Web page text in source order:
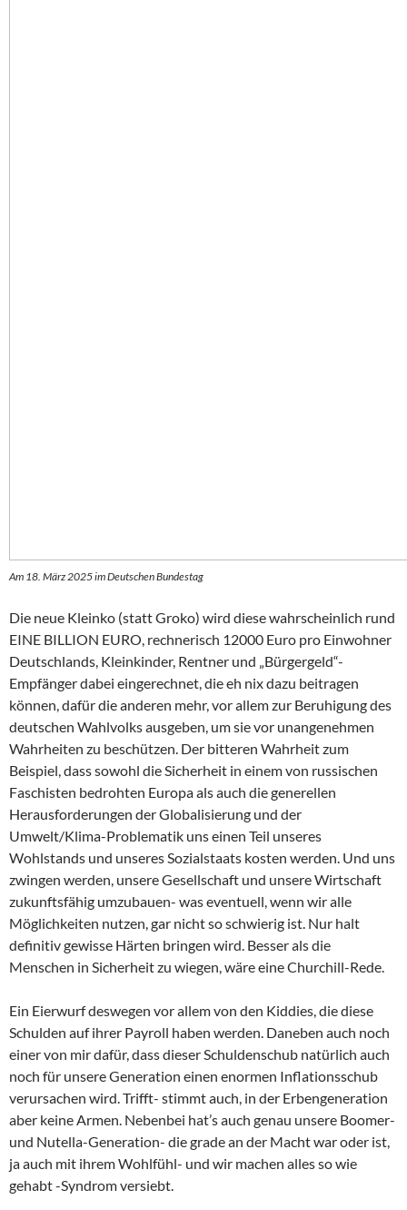
Am 18. März 2025 im Deutschen Bundestag
Die neue Kleinko (statt Groko) wird diese wahrscheinlich rund
EINE BILLION EURO, rechnerisch 12000 Euro pro Einwohner
Deutschlands, Kleinkinder, Rentner und „Bürgergeld“-
Empfänger dabei eingerechnet, die eh nix dazu beitragen
können, dafür die anderen mehr, vor allem zur Beruhigung des
deutschen Wahlvolks ausgeben, um sie vor unangenehmen
Wahrheiten zu beschützen. Der bitteren Wahrheit zum
Beispiel, dass sowohl die Sicherheit in einem von russischen
Faschisten bedrohten Europa als auch die generellen
Herausforderungen der Globalisierung und der
Umwelt/Klima-Problematik uns einen Teil unseres
Wohlstands und unseres Sozialstaats kosten werden. Und uns
zwingen werden, unsere Gesellschaft und unsere Wirtschaft
zukunftsfähig umzubauen- was eventuell, wenn wir alle
Möglichkeiten nutzen, gar nicht so schwierig ist. Nur halt
definitiv gewisse Härten bringen wird. Besser als die
Menschen in Sicherheit zu wiegen, wäre eine Churchill-Rede.
Ein Eierwurf deswegen vor allem von den Kiddies, die diese
Schulden auf ihrer Payroll haben werden. Daneben auch noch
einer von mir dafür, dass dieser Schuldenschub natürlich auch
noch für unsere Generation einen enormen Inflationsschub
verursachen wird. Trifft- stimmt auch, in der Erbengeneration
aber keine Armen. Nebenbei hat’s auch genau unsere Boomer-
und Nutella-Generation- die grade an der Macht war oder ist,
ja auch mit ihrem Wohlfühl- und wir machen alles so wie
gehabt -Syndrom versiebt.